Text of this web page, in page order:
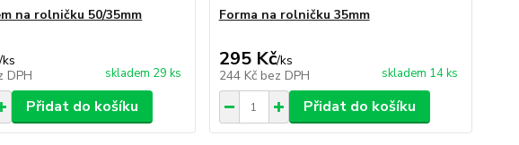
na rolničku 50/35mm
/ks
DPH skladem 29 ks
Přidat do košíku
Forma na rolničku 35mm
295 Kč/ks
244 Kč bez DPH skladem 14 ks
Přidat do košíku